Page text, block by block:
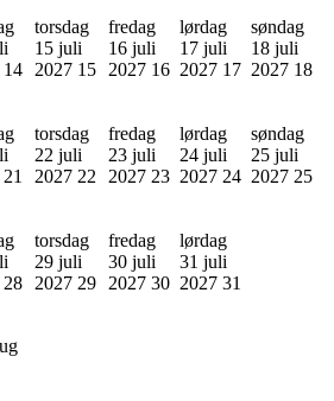
14
torsdag
15 juli
2027 15
fredag
16 juli
2027 16
lørdag
17 juli
2027 17
søndag
18 juli
2027 18
21
torsdag
22 juli
2027 22
fredag
23 juli
2027 23
lørdag
24 juli
2027 24
søndag
25 juli
2027 25
28
torsdag
29 juli
2027 29
fredag
30 juli
2027 30
lørdag
31 juli
2027 31